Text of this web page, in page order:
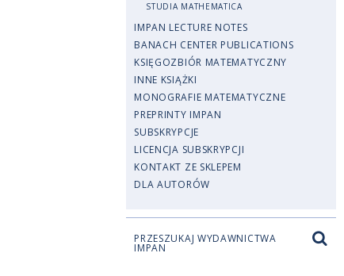
STUDIA MATHEMATICA
IMPAN LECTURE NOTES
BANACH CENTER PUBLICATIONS
KSIĘGOZBIÓR MATEMATYCZNY
INNE KSIĄŻKI
MONOGRAFIE MATEMATYCZNE
PREPRINTY IMPAN
SUBSKRYPCJE
LICENCJA SUBSKRYPCJI
KONTAKT ZE SKLEPEM
DLA AUTORÓW
PRZESZUKAJ WYDAWNICTWA
IMPAN